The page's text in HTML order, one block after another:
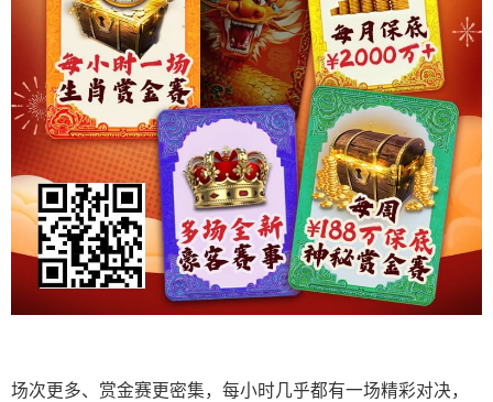
场次更多、赏金赛更密集，每小时几乎都有一场精彩对决，